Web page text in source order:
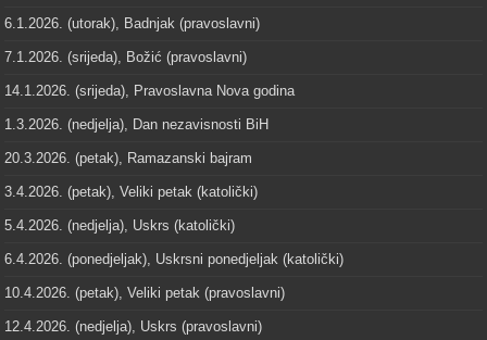
6.1.2026. (utorak), Badnjak (pravoslavni)
7.1.2026. (srijeda), Božić (pravoslavni)
14.1.2026. (srijeda), Pravoslavna Nova godina
1.3.2026. (nedjelja), Dan nezavisnosti BiH
20.3.2026. (petak), Ramazanski bajram
3.4.2026. (petak), Veliki petak (katolički)
5.4.2026. (nedjelja), Uskrs (katolički)
6.4.2026. (ponedjeljak), Uskrsni ponedjeljak (katolički)
10.4.2026. (petak), Veliki petak (pravoslavni)
12.4.2026. (nedjelja), Uskrs (pravoslavni)